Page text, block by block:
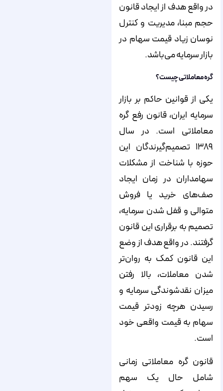
در واقع هدف از ایجاد قانون
حجم مبنا، مدیریت و کنترل
نوسان زیاد قیمت سهام در
بازار سرمایه می‌باشد.
گره معاملاتی چیست؟
یکی از قوانین حاکم بر بازار
سرمایه ایران، قانون رفع گره
معاملاتی است. در سال
۱۳۸۹ تصمیم‌گیرندگان این
حوزه با شناخت از مشکلات
سهامداران در زمان ایجاد
صف‌های خرید یا فروش
متوالی و قفل شدن سرمایه،
تصمیم به برقراری این قانون
گرفتند. در واقع هدف از وضع
این قانون کمک به روان‌تر
شدن معاملات، بالا رفتن
میزان نقدشوندگی سرمایه و
رسیدن هرچه زودتر قیمت
سهام به قیمت واقعی خود
است.
قانون گره معاملاتی زمانی
شامل حال یک سهم